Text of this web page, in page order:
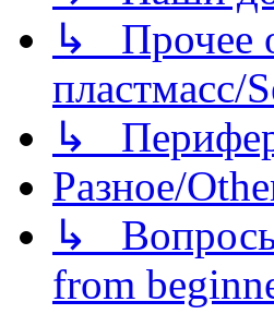
↳ Прочее
пластмасс/
↳
Разное/
↳ Вопросы
from